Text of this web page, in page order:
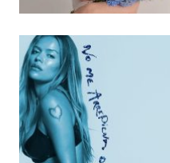
News
Musica
Cultura
Attualità
Costume